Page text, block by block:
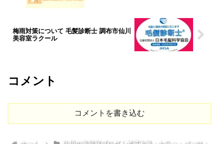
梅雨対策について 毛髪診断士 調布市仙川
美容室ラクール
コメント
コメントを書き込む